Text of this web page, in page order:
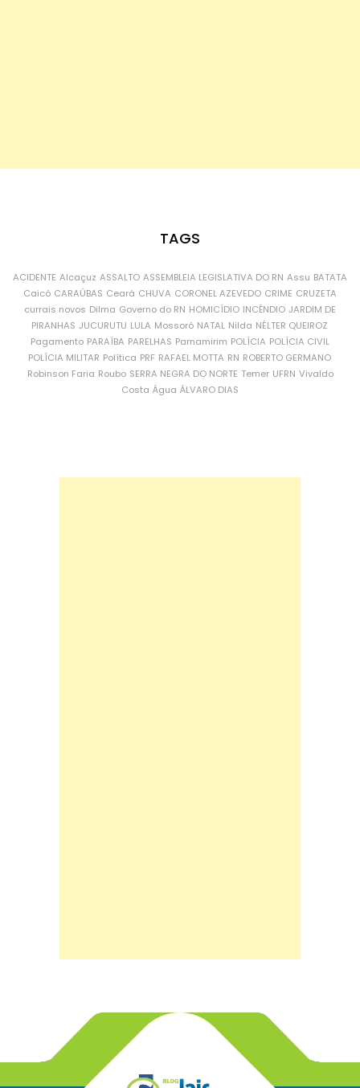
TAGS
ACIDENTE Alcaçuz ASSALTO ASSEMBLEIA LEGISLATIVA DO RN Assu BATATA
Caicó CARAÚBAS Ceará CHUVA CORONEL AZEVEDO CRIME CRUZETA
currais novos Dilma Governo do RN HOMICÍDIO INCÊNDIO JARDIM DE
PIRANHAS JUCURUTU LULA Mossoró NATAL Nilda NÉLTER QUEIROZ
Pagamento PARAÍBA PARELHAS Parnamirim POLÍCIA POLÍCIA CIVIL
POLÍCIA MILITAR Política PRF RAFAEL MOTTA RN ROBERTO GERMANO
Robinson Faria Roubo SERRA NEGRA DO NORTE Temer UFRN Vivaldo
Costa Água ÁLVARO DIAS